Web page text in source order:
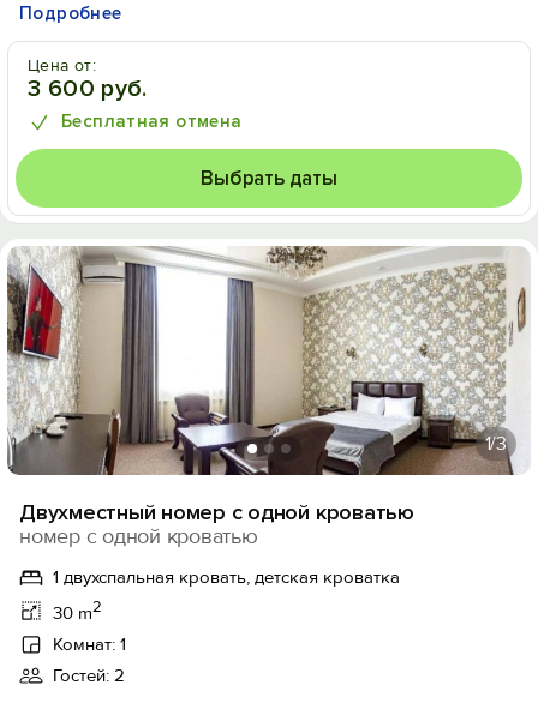
Подробнее
Цена от:
3 600 руб.
Бесплатная отмена
Выбрать даты
1/3
Двухместный номер с одной кроватью
номер с одной кроватью
1 двухспальная кровать, детская кроватка
30 m2
Комнат: 1
Гостей: 2